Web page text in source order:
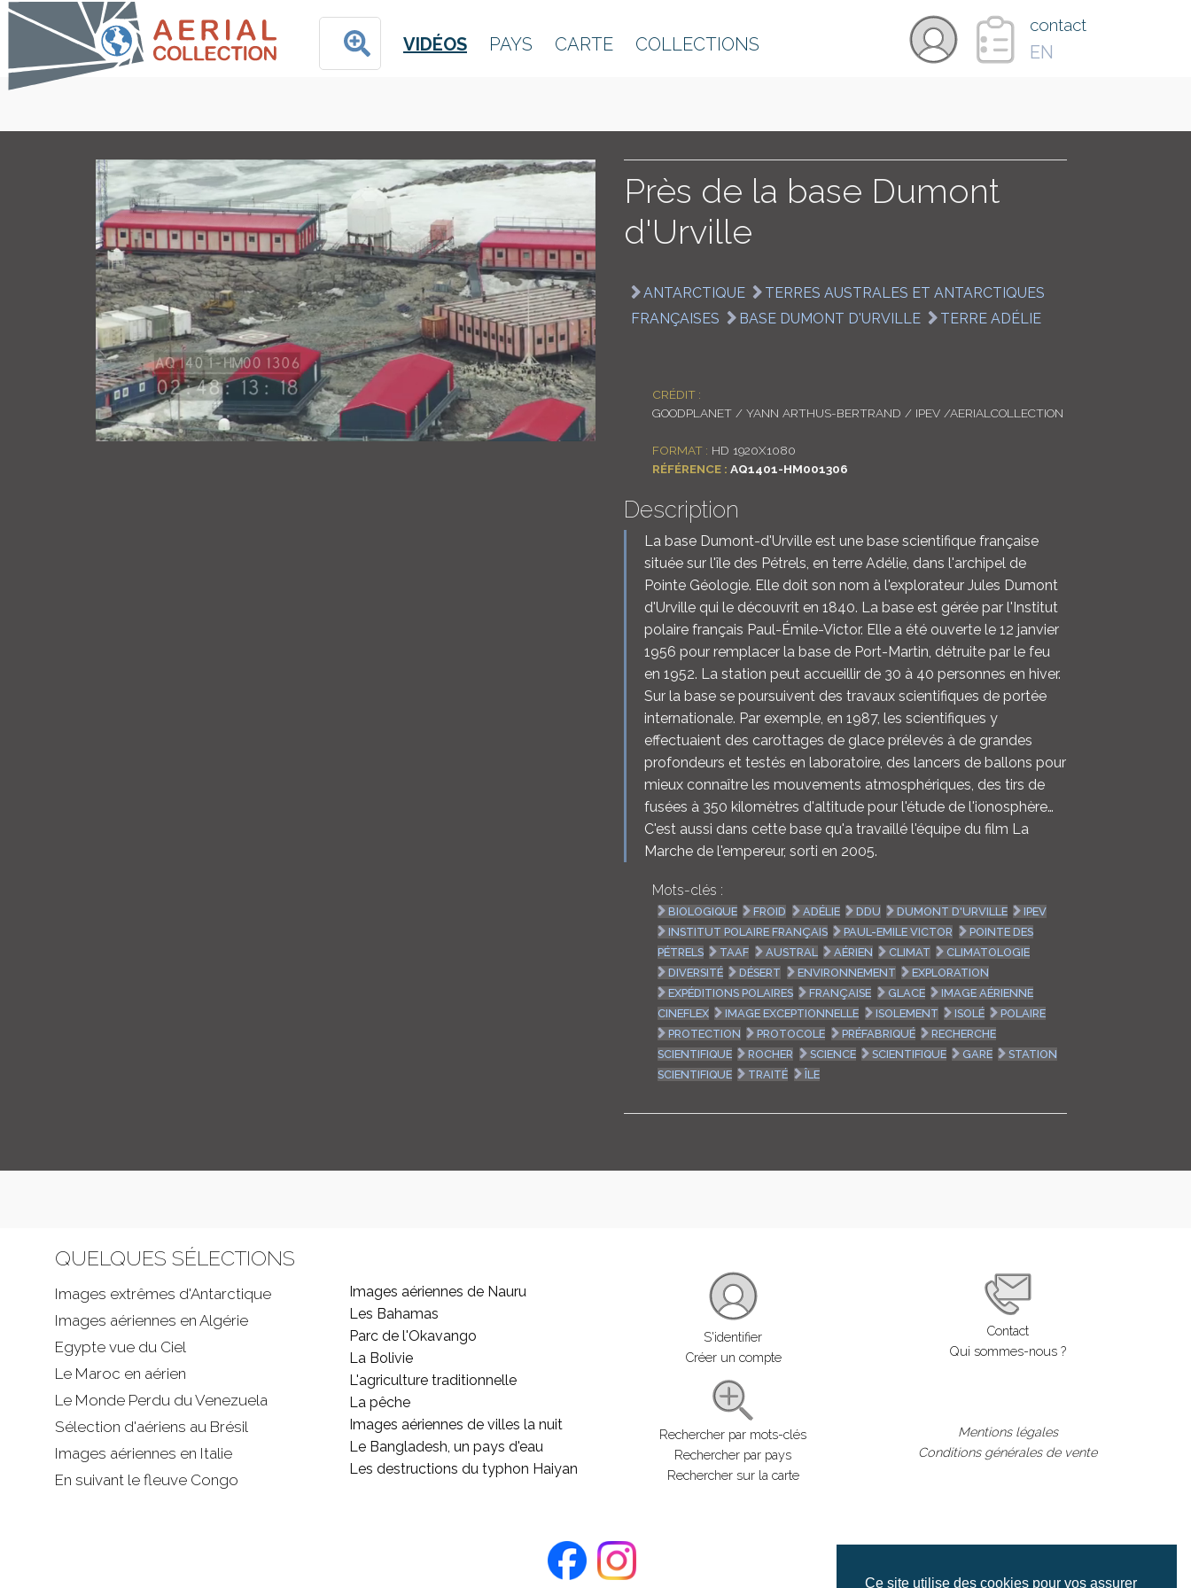
Ce site utilise des cookies pour vos assurer
VIDÉOS PAYS CARTE COLLECTIONS
contact
EN
COLLECTIONS
Près de la base Dumont
d'Urville
ANTARCTIQUE
TERRES AUSTRALES ET ANTARCTIQUES
FRANÇAISES
BASE DUMONT D'URVILLE TERRE ADÉLIE
CRÉDIT :
GOODPLANET / YANN ARTHUS-BERTRAND / IPEV /AERIALCOLLECTION
FORMAT : HD 1920X1080
RÉFÉRENCE : AQ1401-HM001306
Description
La base Dumont-d'Urville est une base scientifique française
située sur l'île des Pétrels, en terre Adélie, dans l'archipel de
Pointe Géologie. Elle doit son nom à l'explorateur Jules Dumont
d'Urville qui le découvrit en 1840. La base est gérée par l'Institut
polaire français Paul-Émile-Victor. Elle a été ouverte le 12 janvier
1956 pour remplacer la base de Port-Martin, détruite par le feu
en 1952. La station peut accueillir de 30 à 40 personnes en hiver.
Sur la base se poursuivent des travaux scientifiques de portée
internationale. Par exemple, en 1987, les scientifiques y
effectuaient des carottages de glace prélevés à de grandes
profondeurs et testés en laboratoire, des lancers de ballons pour
mieux connaître les mouvements atmosphériques, des tirs de
fusées à 350 kilomètres d'altitude pour l'étude de l'ionosphère…
C'est aussi dans cette base qu'a travaillé l'équipe du film La
Marche de l'empereur, sorti en 2005.
Mots-clés :
BIOLOGIQUE FROID ADÉLIE DDU DUMONT D'URVILLE
IPEV
INSTITUT POLAIRE FRANÇAIS
PAUL-EMILE VICTOR
POINTE DES
PÉTRELS
TAAF AUSTRAL AÉRIEN CLIMAT
CLIMATOLOGIE
DIVERSITÉ
DÉSERT ENVIRONNEMENT
EXPLORATION
EXPÉDITIONS POLAIRES
FRANÇAISE GLACE
IMAGE AÉRIENNE
CINEFLEX
IMAGE EXCEPTIONNELLE ISOLEMENT ISOLÉ
POLAIRE
PROTECTION
PROTOCOLE PRÉFABRIQUÉ
RECHERCHE
SCIENTIFIQUE
ROCHER SCIENCE SCIENTIFIQUE GARE
STATION
SCIENTIFIQUE
TRAITÉ ÎLE
QUELQUES SÉLECTIONS
Images extrêmes d'Antarctique
Images aériennes en Algérie
Egypte vue du Ciel
Le Maroc en aérien
Le Monde Perdu du Venezuela
Sélection d'aériens au Brésil
Images aériennes en Italie
En suivant le fleuve Congo
Images aériennes de Nauru
Les Bahamas
Parc de l'Okavango
La Bolivie
L'agriculture traditionnelle
La pêche
Images aériennes de villes la nuit
Le Bangladesh, un pays d'eau
Les destructions du typhon Haiyan
S'identifier
Créer un compte
Rechercher par mots-clés
Rechercher par pays
Rechercher sur la carte
Contact
Qui sommes-nous ?
Mentions légales
Conditions générales de vente